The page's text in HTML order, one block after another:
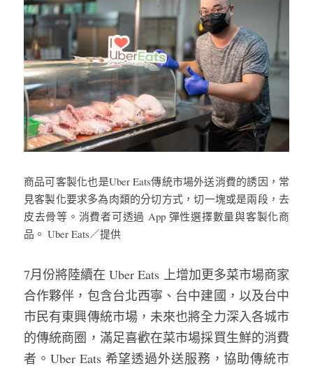
商品可客製化也是Uber Eats傳統市場外送消費的誘因，常
見客製化要求多為肉類的分切方式，切一塊或是兩段，去
皮去骨等。消費者可透過 App 彈性選擇數量與客製化商
品。 Uber Eats／提供
7月份將陸續在 Uber Eats 上增加更多菜市場商家
合作夥伴，包含台北西寧、台中建國，以及台中
市民有東興傳統市場，未來也將全力深入各城市
的傳統商圈，滿足喜歡在菜市場採買生鮮的消費
者。Uber Eats 希望透過外送服務，協助傳統市